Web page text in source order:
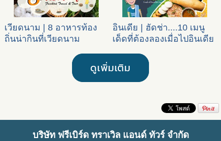
เวียดนาม | 8 อาหารท้อง
ถิ่นน่ากินที่เวียดนาม
อินเดีย | ฮัดช่า....10 เมนู
เด็ดที่ต้องลองเมื่อไปอินเดีย
ดูเพิ่มเติม
บริษัท ฟรีเบิร์ด ทราเวิล แอนด์ ทัวร์ จำกัด